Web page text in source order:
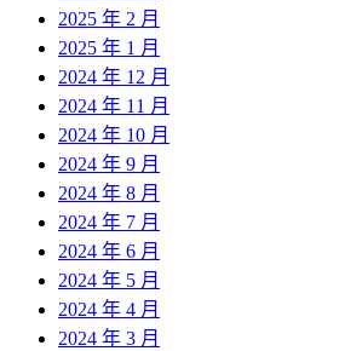
2025 年 2 月
2025 年 1 月
2024 年 12 月
2024 年 11 月
2024 年 10 月
2024 年 9 月
2024 年 8 月
2024 年 7 月
2024 年 6 月
2024 年 5 月
2024 年 4 月
2024 年 3 月